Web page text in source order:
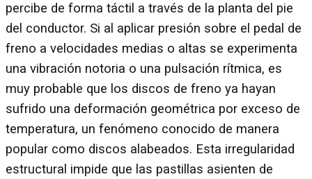
percibe de forma táctil a través de la planta del pie
del conductor. Si al aplicar presión sobre el pedal de
freno a velocidades medias o altas se experimenta
una vibración notoria o una pulsación rítmica, es
muy probable que los discos de freno ya hayan
sufrido una deformación geométrica por exceso de
temperatura, un fenómeno conocido de manera
popular como discos alabeados. Esta irregularidad
estructural impide que las pastillas asienten de